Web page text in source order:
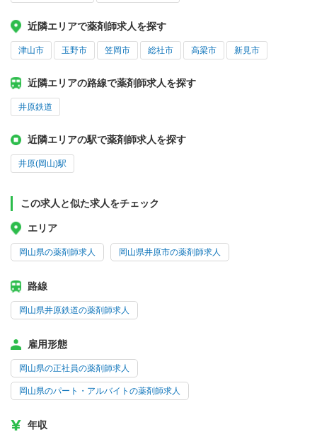
近隣エリアで薬剤師求人を探す
津山市 玉野市 笠岡市 総社市 高梁市 新見市
近隣エリアの路線で薬剤師求人を探す
井原鉄道
近隣エリアの駅で薬剤師求人を探す
井原(岡山)駅
この求人と似た求人をチェック
エリア
岡山県の薬剤師求人 岡山県井原市の薬剤師求人
路線
岡山県井原鉄道の薬剤師求人
雇用形態
岡山県の正社員の薬剤師求人
岡山県のパート・アルバイトの薬剤師求人
年収